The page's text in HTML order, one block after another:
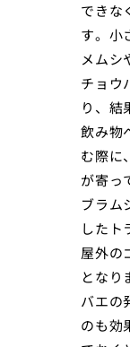
できな
す。小
メムシ
チョウ
り、結
飲み物
む際に
が寄っ
ブラム
したト
屋外の
となり
バエの
のも効